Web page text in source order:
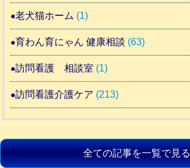
老犬猫ホーム (1)
育わん育にゃん 健康相談 (63)
訪問看護 相談室 (1)
訪問看護介護ケア (213)
全ての記事を一覧で見る